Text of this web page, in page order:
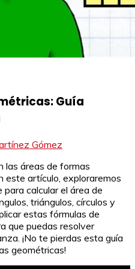
Guía
Gómez
las áreas de formas
este artículo, exploraremos
calcular el área de
triángulos, círculos y
estas fórmulas de
que puedas resolver
¡No te pierdas esta guía
geométricas!